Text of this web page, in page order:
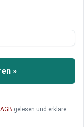
erreicht die AfD
kündigt
des
geraten.
»
AGB gelesen und erkläre